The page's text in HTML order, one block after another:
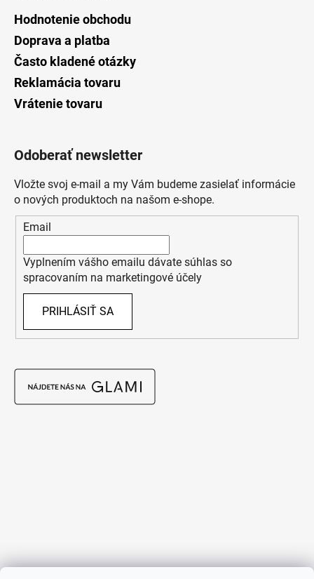
Hodnotenie obchodu
Doprava a platba
Často kladené otázky
Reklamácia tovaru
Vrátenie tovaru
Odoberať newsletter
Vložte svoj e-mail a my Vám budeme zasielať informácie
o nových produktoch na našom e-shope.
Email
Vyplnením vášho emailu dávate súhlas so
spracovaním na marketingové účely
PRIHLÁSIŤ SA